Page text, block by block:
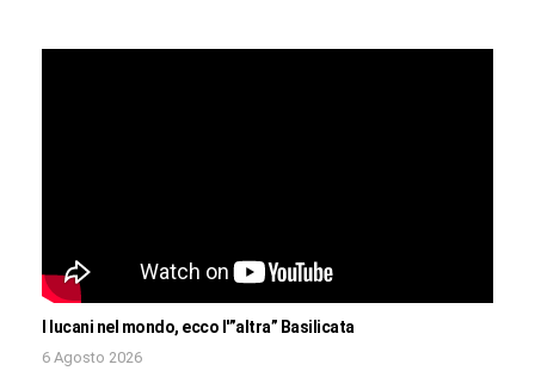
I lucani nel mondo, ecco l'”altra” Basilicata
6 Agosto 2026